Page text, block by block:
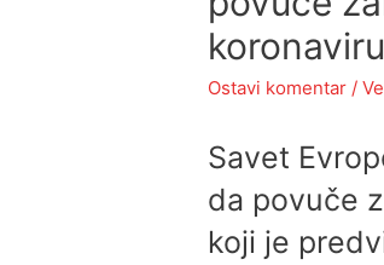
Ostavi komentar /
Savet
da povuče
koji je